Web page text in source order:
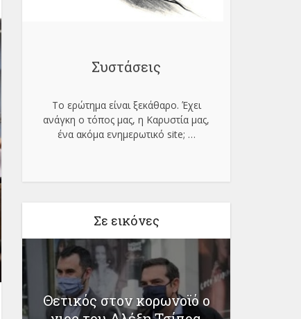
Συστάσεις
Το ερώτημα είναι ξεκάθαρο. Έχει
ανάγκη ο τόπος μας, η Καρυστία μας,
ένα ακόμα ενημερωτικό site; …
Σε εικόνες
Θετικός στον κορωνοϊό ο